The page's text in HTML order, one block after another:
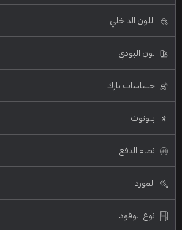
اللون الداخلي
لون البودي
حساسات بارك
بلوتوث
نظام الدفع
المورد
نوع الوقود